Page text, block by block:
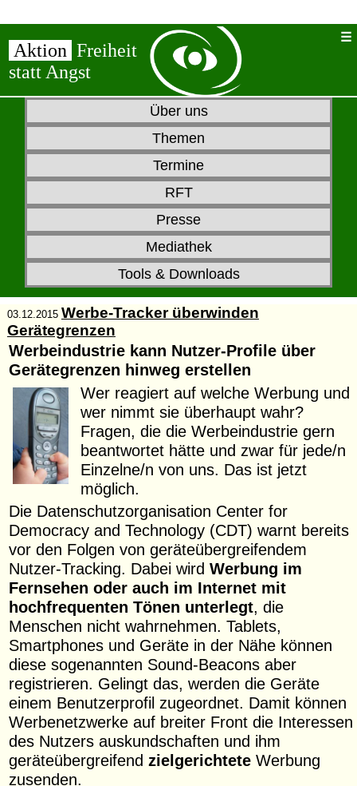
Aktion Freiheit
statt Angst
Über uns
Themen
Termine
RFT
Presse
Mediathek
Tools & Downloads
03.12.2015 Werbe-Tracker überwinden
Gerätegrenzen
Werbeindustrie kann Nutzer-Profile über
Gerätegrenzen hinweg erstellen
Wer reagiert auf welche Werbung und
wer nimmt sie überhaupt wahr?
Fragen, die die Werbeindustrie gern
beantwortet hätte und zwar für jede/n
Einzelne/n von uns. Das ist jetzt
möglich.
Die Datenschutzorganisation Center for
Democracy and Technology (CDT) warnt bereits
vor den Folgen von geräteübergreifendem
Nutzer-Tracking. Dabei wirdWerbung im
Fernsehen oder auch im Internet mit
hochfrequenten Tönen unterlegt, die
Menschen nicht wahrnehmen. Tablets,
Smartphones und Geräte in der Nähe können
diese sogenannten Sound-Beacons aber
registrieren. Gelingt das, werden die Geräte
einem Benutzerprofil zugeordnet. Damit können
Werbenetzwerke auf breiter Front die Interessen
des Nutzers auskundschaften und ihm
geräteübergreifendzielgerichtete Werbung
zusenden.